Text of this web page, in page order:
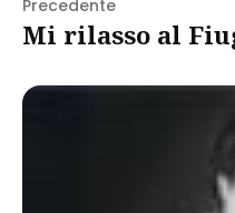
Precedente
Mi rilasso al